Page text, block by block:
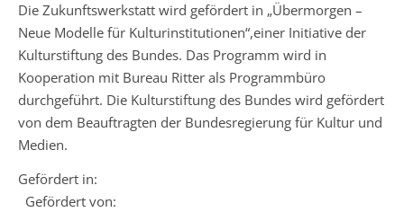
Die Zukunftswerkstatt wird gefördert in „Übermorgen –
Neue Modelle für Kulturinstitutionen“,einer Initiative der
Kulturstiftung des Bundes. Das Programm wird in
Kooperation mit Bureau Ritter als Programmbüro
durchgeführt. Die Kulturstiftung des Bundes wird gefördert
von dem Beauftragten der Bundesregierung für Kultur und
Medien.
Gefördert in:
Gefördert von: